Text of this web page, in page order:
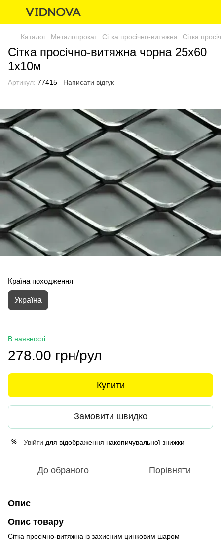
Каталог Металопрокат Сітка просічно-витяжна Сітка
Сітка просічно-витяжна чорна 25х60
1х10м
Артикул: 77415 Написати відгук
Країна походження
Україна
В наявності
278.00 грн/рул
Купити
Замовити швидко
% Увійти для відображення накопичувальної знижки
До обраного Порівняти
Опис
Опис товару
Сітка просічно-витяжна із захисним цинковим шаром